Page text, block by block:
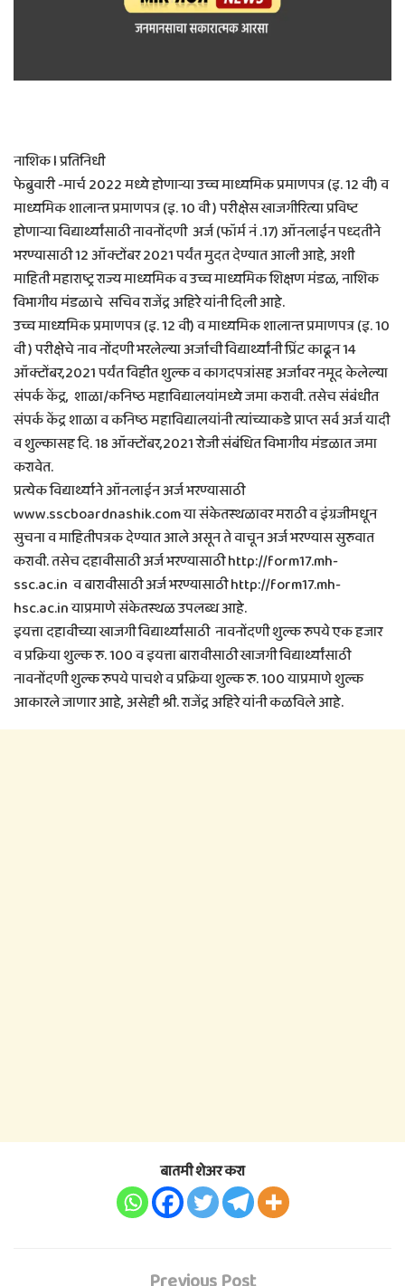
नाशिक l प्रतिनिधी
फेब्रुवारी -मार्च 2022 मध्ये होणाऱ्या उच्च माध्यमिक प्रमाणपत्र (इ. 12 वी) व
माध्यमिक शालान्त प्रमाणपत्र (इ. 10 वी ) परीक्षेस खाजगीरित्या प्रविष्ट
होणाऱ्या विद्यार्थ्यांसाठी नावनोंदणी अर्ज (फॉर्म नं .17) ऑनलाईन पध्दतीने
भरण्यासाठी 12 ऑक्टोंबर 2021 पर्यंत मुदत देण्यात आली आहे, अशी
माहिती महाराष्ट्र राज्य माध्यमिक व उच्च माध्यमिक शिक्षण मंडळ, नाशिक
विभागीय मंडळाचे सचिव राजेंद्र अहिरे यांनी दिली आहे.
उच्च माध्यमिक प्रमाणपत्र (इ. 12 वी) व माध्यमिक शालान्त प्रमाणपत्र (इ. 10
वी ) परीक्षेचे नाव नोंदणी भरलेल्या अर्जाची विद्यार्थ्यांनी प्रिंट काढून 14
ऑक्टोंबर,2021 पर्यंत विहीत शुल्क व कागदपत्रांसह अर्जावर नमूद केलेल्या
संपर्क केंद्र, शाळा/कनिष्ठ महाविद्यालयांमध्ये जमा करावी. तसेच संबंधीत
संपर्क केंद्र शाळा व कनिष्ठ महाविद्यालयांनी त्यांच्याकडे प्राप्त सर्व अर्ज यादी
व शुल्कासह दि. 18 ऑक्टोंबर,2021 रोजी संबंधित विभागीय मंडळात जमा
करावेत.
प्रत्येक विद्यार्थ्याने ऑनलाईन अर्ज भरण्यासाठी
www.sscboardnashik.com या संकेतस्थळावर मराठी व इंग्रजीमधून
सुचना व माहितीपत्रक देण्यात आले असून ते वाचून अर्ज भरण्यास सुरुवात
करावी. तसेच दहावीसाठी अर्ज भरण्यासाठी http://form17.mh-
ssc.ac.in व बारावीसाठी अर्ज भरण्यासाठी http://form17.mh-
hsc.ac.in याप्रमाणे संकेतस्थळ उपलब्ध आहे.
इयत्ता दहावीच्या खाजगी विद्यार्थ्यांसाठी नावनोंदणी शुल्क रुपये एक हजार
व प्रक्रिया शुल्क रु. 100 व इयत्ता बारावीसाठी खाजगी विद्यार्थ्यांसाठी
नावनोंदणी शुल्क रुपये पाचशे व प्रक्रिया शुल्क रु. 100 याप्रमाणे शुल्क
आकारले जाणार आहे, असेही श्री. राजेंद्र अहिरे यांनी कळविले आहे.
बातमी शेअर करा